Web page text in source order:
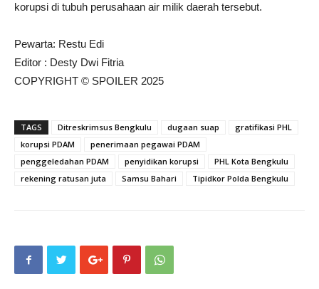
korupsi di tubuh perusahaan air milik daerah tersebut.
Pewarta: Restu Edi
Editor : Desty Dwi Fitria
COPYRIGHT © SPOILER 2025
TAGS Ditreskrimsus Bengkulu dugaan suap
gratifikasi PHL
korupsi PDAM
penerimaan pegawai PDAM
penggeledahan PDAM
penyidikan korupsi
PHL Kota Bengkulu
rekening ratusan juta
Samsu Bahari Tipidkor Polda Bengkulu